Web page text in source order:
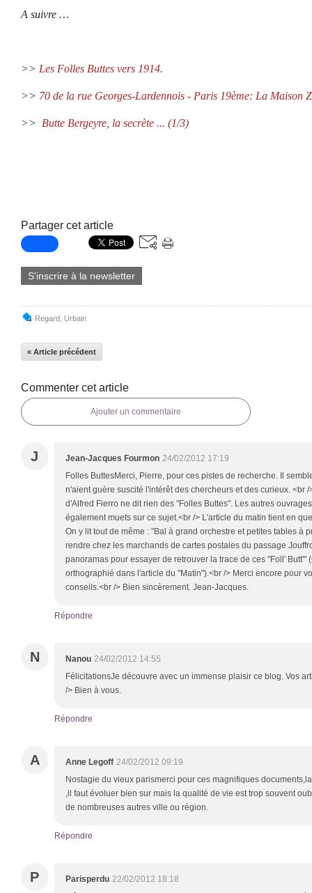
A suivre …
>> Les Folles Buttes vers 1914.
>> 70 de la rue Georges-Lardennois - Paris 19ème: La Maison
>> Butte Bergeyre, la secrète ... (1/3)
Partager cet article
S'inscrire à la newsletter
Regard Urbain
« Article précédent
Commenter cet article
Ajouter un commentaire
J Jean-Jacques Fourmon 24/02/2012 17:19
Folles ButtesMerci, Pierre, pour ces pistes de recherche. Il
n'aient guère suscité l'intérêt des chercheurs et des curieux. <br
d'Alfred Fierro ne dit rien des "Folles Buttes". Les autres
également muets sur ce sujet.<br /> L'article du matin tient en
On y lit tout de même : "Bal à grand orchestre et petites tables à
rendre chez les marchands de cartes postales du passage
panoramas pour essayer de retrouver la trace de ces "Foll' Butt'"
orthographié dans l'article du "Matin").<br /> Merci encore pour
conseils.<br /> Bien sincèrement. Jean-Jacques.
Répondre
N Nanou 24/02/2012 14:55
FélicitationsJe découvre avec un immense plaisir ce blog. Vos
/> Bien à vous.
Répondre
A Anne Legoff 24/02/2012 09:19
Nostagie du vieux parismerci pour ces magnifiques
,il faut évoluer bien sur mais la qualité de vie est trop souvent
de nombreuses autres ville ou région.
Répondre
P Parisperdu 22/02/2012 18:18